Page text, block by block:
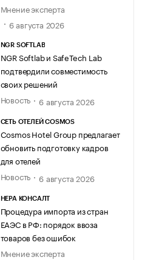
Мнение эксперта
6 августа 2026
NGR SOFTLAB
NGR Softlab и SafeTech Lab
подтвердили совместимость
своих решений
Новость
6 августа 2026
СЕТЬ ОТЕЛЕЙ COSMOS
Cosmos Hotel Group предлагает
обновить подготовку кадров
для отелей
Новость
6 августа 2026
НЕРА КОНСАЛТ
Процедура импорта из стран
ЕАЭС в РФ: порядок ввоза
товаров без ошибок
Мнение эксперта